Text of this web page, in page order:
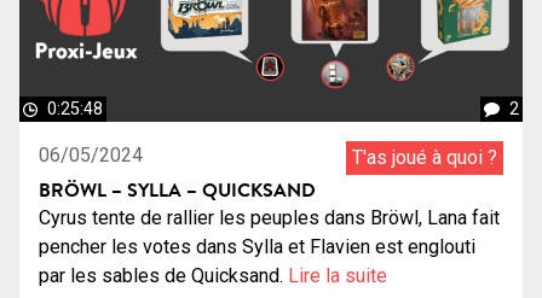
0:25:48 2
06/05/2024 T'as joué à quoi ?
BRÖWL – SYLLA – QUICKSAND
Cyrus tente de rallier les peuples dans Bröwl, Lana fait
pencher les votes dans Sylla et Flavien est englouti
par les sables de Quicksand. Lire la suite